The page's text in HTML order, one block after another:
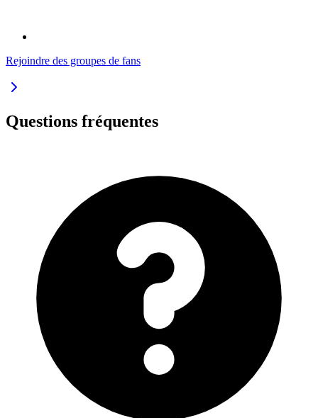
Rejoindre des groupes de fans
Questions fréquentes